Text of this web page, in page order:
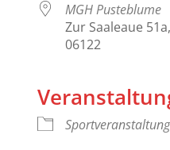
Kalender
MGH Pusteblume
Zur Saaleaue
06122